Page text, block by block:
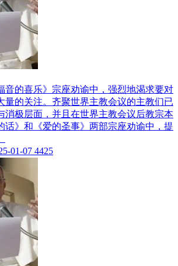
音的喜乐》宗座劝谕中，强烈地渴求要对
量的关注。齐聚世界主教会议的主教们已
消极层面，并且在世界主教会议后教宗本
话》和《爱的圣事》两部宗座劝谕中，提
01-07 4425